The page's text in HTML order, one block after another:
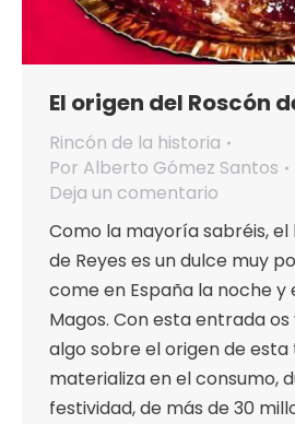
El origen del Roscón
Rincón de la historia
Por Alberto Gómez Santos
Deja un comentario
Como la mayoría sabréis, el
de Reyes es un dulce muy
come en España la noche y
Magos. Con esta entrada
algo sobre el origen de esta
materializa en el consumo,
festividad, de más de 30